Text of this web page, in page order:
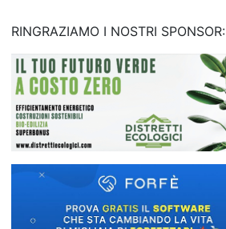
RINGRAZIAMO I NOSTRI SPONSOR: